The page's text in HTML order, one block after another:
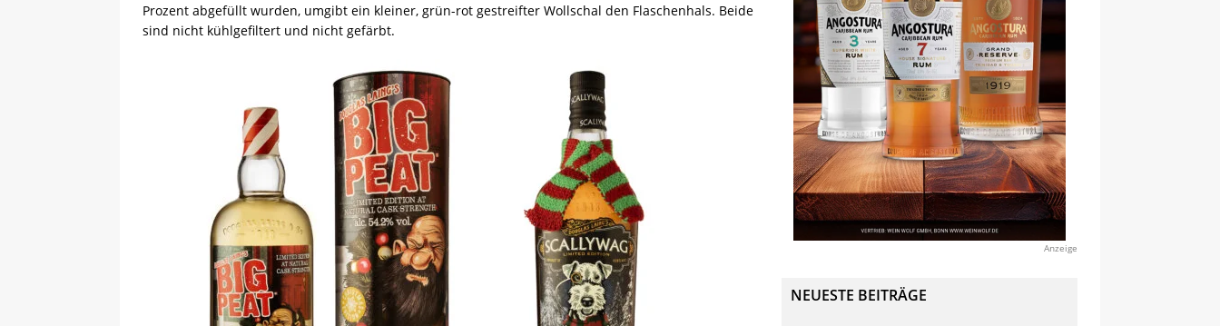
Prozent abgefüllt wurden, umgibt ein kleiner, grün-rot gestreifter Wollschal den Flaschenhals. Beide
sind nicht kühlgefiltert und nicht gefärbt.
Anzeige
NEUESTE BEITRÄGE